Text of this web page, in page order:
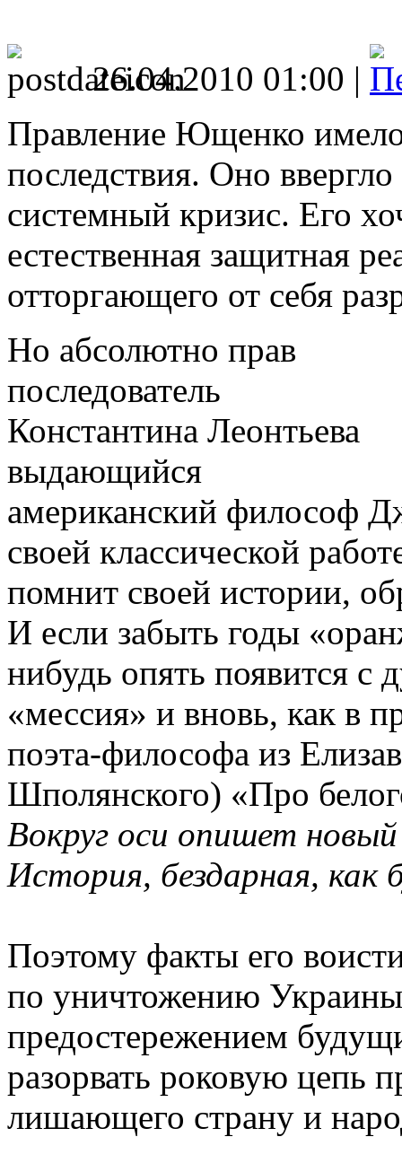
26.04.2010 01:00 |
Правление Ющенко имело
последствия. Оно
системный кризис. Его
естественная защитная
отторгающего от себя
Но абсолютно прав
последователь
Константина Леонтьева
выдающийся
американский философ
своей классической
помнит своей истории,
И если забыть годы
нибудь опять появится с
«мессия» и вновь, как в
поэта-философа из
Шполянского) «Про
Вокруг оси опишет новый
История, бездарная, как
Поэтому факты его
по уничтожению
предостережением
разорвать роковую цепь
лишающего страну и